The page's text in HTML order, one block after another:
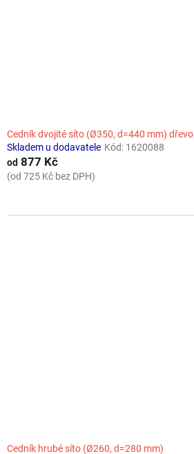
Cedník dvojité síto (Ø350, d=440 mm) dřevo
Skladem u dodavatele Kód: 1620088
od 877 Kč
(od 725 Kč bez DPH)
Cedník hrubé síto (Ø260, d=280 mm)